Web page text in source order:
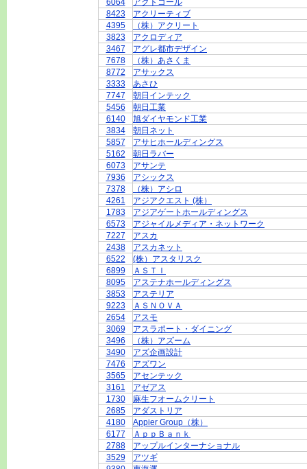
6064
アクトコール
8423
アクリーティブ
4395
（株）アクリート
3823
アクロディア
3467
アグレ都市デザイン
7678
（株）あさくま
8772
アサックス
3333
あさひ
7747
朝日インテック
5456
朝日工業
6140
旭ダイヤモンド工業
3834
朝日ネット
5857
アサヒホールディングス
5162
朝日ラバー
6073
アサンテ
7936
アシックス
7378
（株）アシロ
4261
アジアクエスト (株）
1783
アジアゲートホールディングス
6573
アジャイルメディア・ネットワーク
7227
アスカ
2438
アスカネット
6522
(株）アスタリスク
6899
ＡＳＴＩ
8095
アステナホールディングス
3853
アステリア
9223
ＡＳＮＯＶＡ
2654
アスモ
3069
アスラポート・ダイニング
3496
（株）アズーム
3490
アズ企画設計
7476
アズワン
3565
アセンテック
3161
アゼアス
1730
麻生フオームクリート
2685
アダストリア
4180
Appier Group（株）
6177
ＡｐｐＢａｎｋ
2788
アップルインターナショナル
3529
アツギ